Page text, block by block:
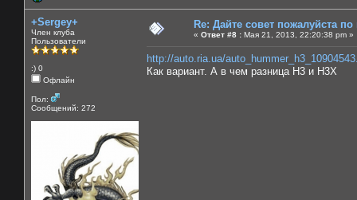
+Sergey+
Член клуба
Пользователи
:) 0
Офлайн
Пол:
Сообщений: 272
Re: Дайте совет пожалуйста
« Ответ #8 : Мая 21, 2013, 22:20:38 pm »
http://auto.ria.ua/
Как вариант. А в чем разница Н3 и Н3Х